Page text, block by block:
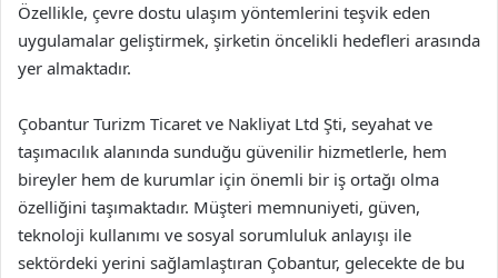
Özellikle, çevre dostu ulaşım yöntemlerini teşvik eden
uygulamalar geliştirmek, şirketin öncelikli hedefleri arasında
yer almaktadır.
Çobantur Turizm Ticaret ve Nakliyat Ltd Şti, seyahat ve
taşımacılık alanında sunduğu güvenilir hizmetlerle, hem
bireyler hem de kurumlar için önemli bir iş ortağı olma
özelliğini taşımaktadır. Müşteri memnuniyeti, güven,
teknoloji kullanımı ve sosyal sorumluluk anlayışı ile
sektördeki yerini sağlamlaştıran Çobantur, gelecekte de bu